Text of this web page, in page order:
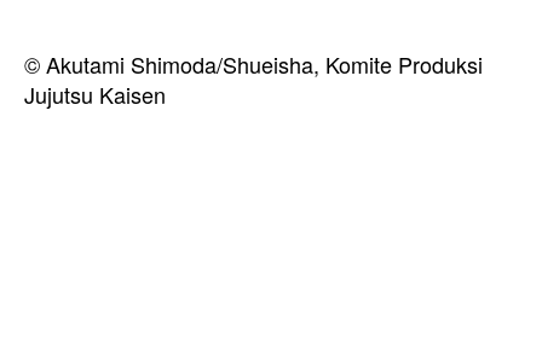
© Akutami Shimoda/Shueisha, Komite Produksi
Jujutsu Kaisen